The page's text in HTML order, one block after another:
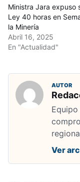
Ministra Jara expuso
Ley 40 horas en
la Minería
Abril 16, 2025
En "Actualidad"
AUTOR
Ver